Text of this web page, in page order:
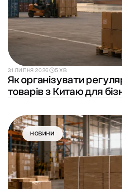
31 ЛИПНЯ 2026 5 ХВ
Як організувати
товарів з Китаю для
НОВИНИ